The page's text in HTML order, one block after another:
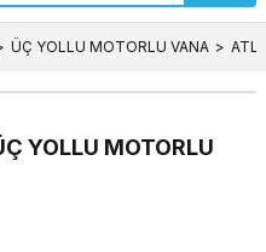
ÜÇ YOLLU MOTORLU VANA
YOLLU MOTORLU